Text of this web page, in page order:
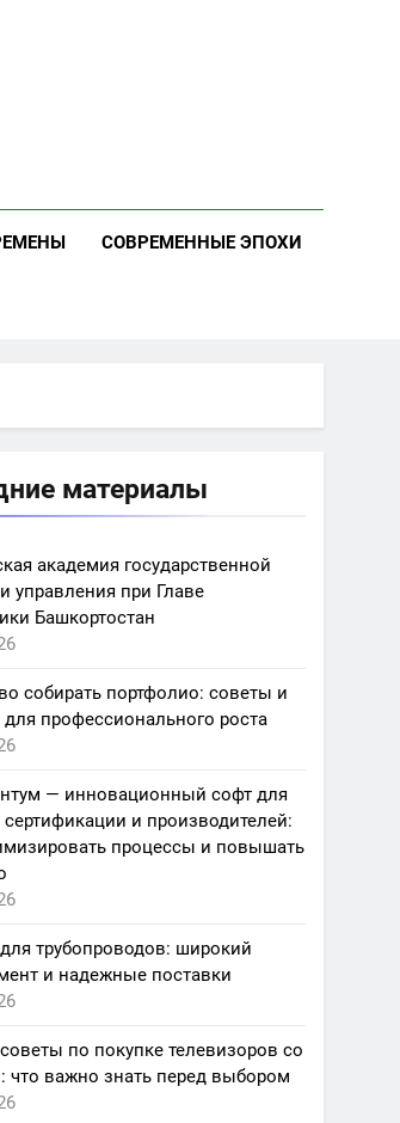
СОВРЕМЕННЫЕ ЭПОХИ
материалы
академия государственной
управления при Главе
Башкортостан
собирать портфолио: советы и
для профессионального роста
— инновационный софт для
сертификации и производителей:
процессы и повышать
трубопроводов: широкий
и надежные поставки
по покупке телевизоров со
что важно знать перед выбором